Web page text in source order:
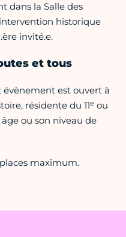
dans la Salle des
historique
invité.e.
et tous
est ouvert à
résidente du 11e ou
ou son niveau de
maximum.